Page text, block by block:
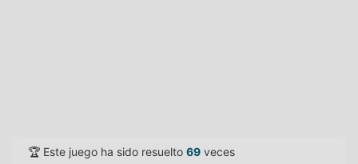
🏆 Este juego ha sido resuelto 69 veces